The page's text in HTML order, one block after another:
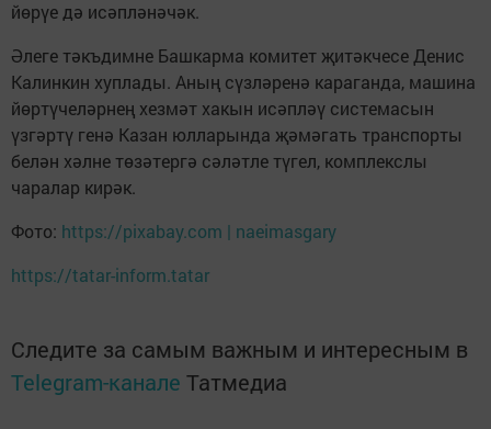
йөрүе дә исәпләнәчәк.
Әлеге тәкъдимне Башкарма комитет җитәкчесе Денис
Калинкин хуплады. Аның сүзләренә караганда, машина
йөртүчеләрнең хезмәт хакын исәпләү системасын
үзгәртү генә Казан юлларында җәмәгать транспорты
белән хәлне төзәтергә сәләтле түгел, комплекслы
чаралар кирәк.
Фото: https://pixabay.com | naeimasgary
https://tatar-inform.tatar
Следите за самым важным и интересным в
Telegram-канале Татмедиа